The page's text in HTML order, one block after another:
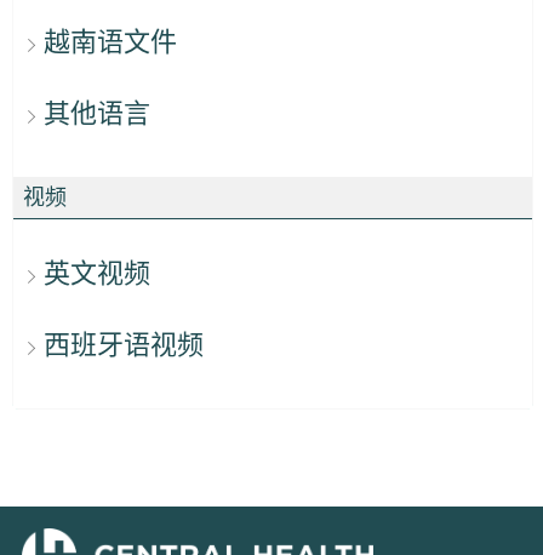
越南语文件
其他语言
视频
英文视频
西班牙语视频